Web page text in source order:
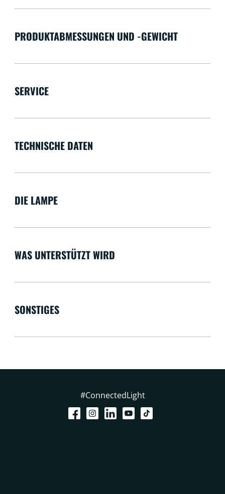
PRODUKTABMESSUNGEN UND -GEWICHT
SERVICE
TECHNISCHE DATEN
DIE LAMPE
WAS UNTERSTÜTZT WIRD
SONSTIGES
#ConnectedLight